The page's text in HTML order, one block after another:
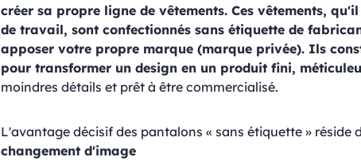
créer sa propre ligne de vêtements. Ces vêtements,
de travail, sont confectionnés sans étiquette de
apposer votre propre marque (marque privée). Ils
pour transformer un design en un produit fini,
moindres détails et prêt à être commercialisé.
L'avantage décisif des pantalons « sans étiquette » réside
changement d'image